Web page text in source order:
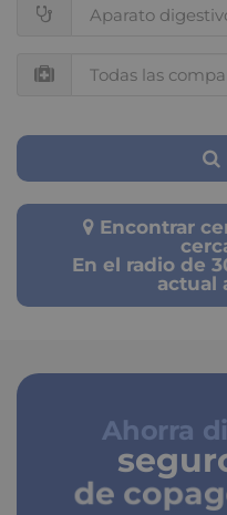
Encontrar
En el radio de
actual
Ahorra
de